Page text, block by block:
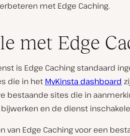
met Edge Caching.
met Edge
is Edge Caching standaard
die in het MyKinsta dashboard
bestaande sites die in
en de dienst
Edge Caching voor een